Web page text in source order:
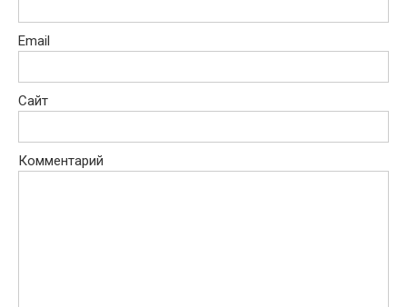
Email
Сайт
Комментарий